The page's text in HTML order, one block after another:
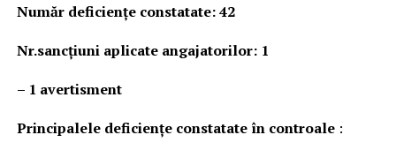
Număr deficienţe constatate: 42
Nr.sancțiuni aplicate angajatorilor: 1
–1 avertisment
Principalele deficienţe constatate în controale: